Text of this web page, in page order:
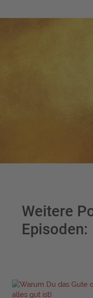
Weitere
Episoden: